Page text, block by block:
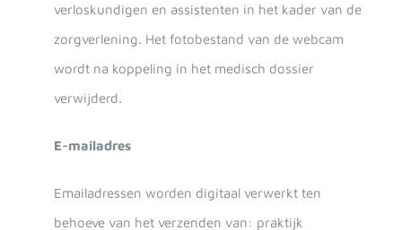
verloskundigen en assistenten in het kader van de
zorgverlening. Het fotobestand van de webcam
wordt na koppeling in het medisch dossier
verwijderd.
E-mailadres
Emailadressen worden digitaal verwerkt ten
behoeve van het verzenden van: praktijk